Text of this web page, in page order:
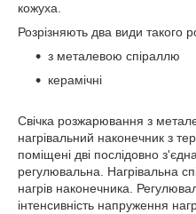
кожуха.
Розрізняють два види такого
з металевою спіраллю
керамічні
Свічка розжарювання з
нагрівальний наконечник з
поміщені дві послідовно
регулювальна. Нагрівальна
нагрів наконечника.
інтенсивність напруження